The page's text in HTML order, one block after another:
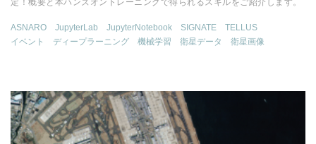
定！概要と本ハンズオントレーニングで得られるスキルをご紹介します。
ASNARO JupyterLab JupyterNotebook SIGNATE
TELLUS
イベント
ディープラーニング 機械学習 衛星データ 衛星画像